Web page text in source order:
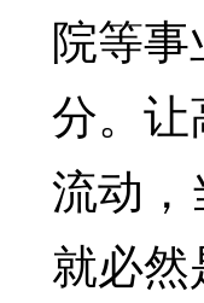
院等
分。
流动
就必